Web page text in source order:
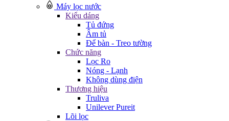
Máy lọc nước
Kiểu dáng
Tủ đứng
Âm tủ
Để bàn - Treo tường
Chức năng
Lọc Ro
Nóng - Lạnh
Không dùng điện
Thương hiệu
Truliva
Unilever Pureit
Lõi lọc